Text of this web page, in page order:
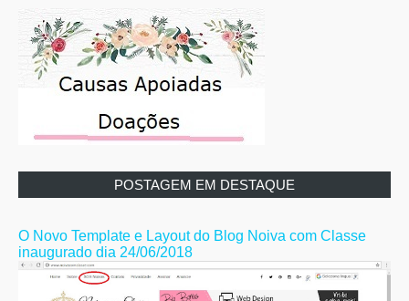
POSTAGEM EM DESTAQUE
inaugurado dia 24/06/2018